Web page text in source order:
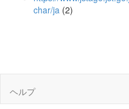
char/ja (2)
ヘルプ